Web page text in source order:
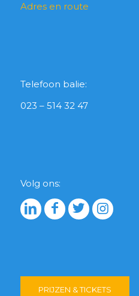
Adres en route
Telefoon balie:
023 – 514 32 47
Volg ons:
PRIJZEN & TICKETS